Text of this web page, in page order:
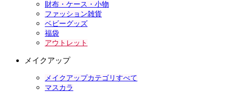
財布・ケース・小物
ファッション雑貨
ベビーグッズ
福袋
アウトレット
メイクアップ
メイクアップカテゴリすべて
マスカラ